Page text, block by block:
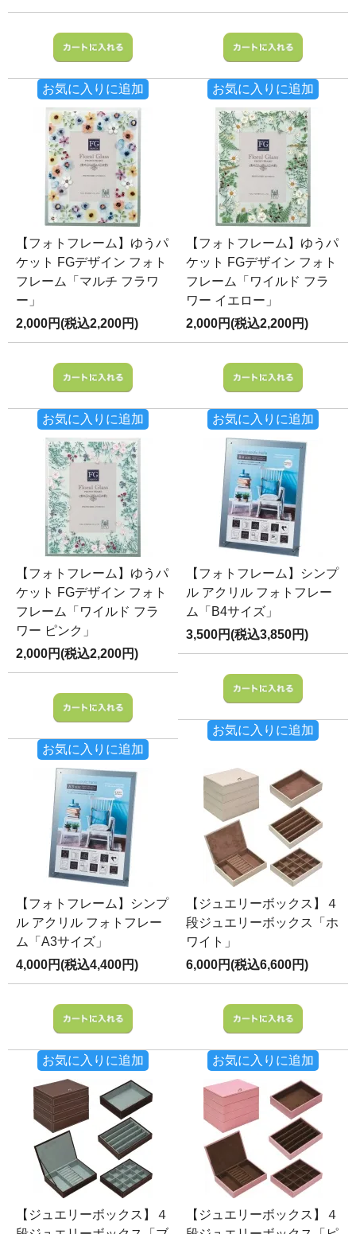
お気に入りに追加 お気に入りに追加
【フォトフレーム】ゆうパ
ケット FGデザイン フォト
フレーム「マルチ フラワ
ー」
2,000円(税込2,200円)
お気に入りに追加
【フォトフレーム】ゆうパ
ケット FGデザイン フォト
フレーム「ワイルド フラ
ワー イエロー」
2,000円(税込2,200円)
お気に入りに追加
【フォトフレーム】ゆうパ
ケット FGデザイン フォト
フレーム「ワイルド フラ
ワー ピンク」
2,000円(税込2,200円)
お気に入りに追加
【フォトフレーム】シンプ
ル アクリル フォトフレー
ム「B4サイズ」
3,500円(税込3,850円)
お気に入りに追加
【フォトフレーム】シンプ
ル アクリル フォトフレー
ム「A3サイズ」
4,000円(税込4,400円)
お気に入りに追加
【ジュエリーボックス】４
段ジュエリーボックス「ホ
ワイト」
6,000円(税込6,600円)
お気に入りに追加
【ジュエリーボックス】４
【ジュエリーボックス】４